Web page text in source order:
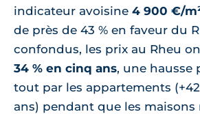
indicateur avoisine 4 900 €/
de près de 43 % en faveur du
confondus, les prix au Rheu
34 % en cinq ans, une hausse
tout par les appartements
ans) pendant que les